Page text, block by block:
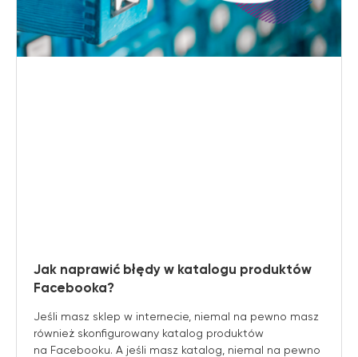
Jak naprawić błędy w katalogu produktów
Facebooka?
Jeśli masz sklep w internecie, niemal na pewno masz
również skonfigurowany katalog produktów
na Facebooku. A jeśli masz katalog, niemal na pewno